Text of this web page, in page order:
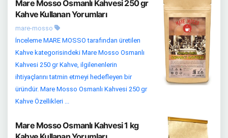
Mare Mosso Osmanlı Kahvesi 250 gr
Kahve Kullanan Yorumları
mare-mosso
İnceleme MARE MOSSO tarafından üretilen
Kahve kategorisindeki Mare Mosso Osmanlı
Kahvesi 250 gr Kahve, ilgilenenlerin
ihtiyaçlarını tatmin etmeyi hedefleyen bir
üründür. Mare Mosso Osmanlı Kahvesi 250 gr
Kahve Özellikleri ...
Mare Mosso Osmanlı Kahvesi 1 kg